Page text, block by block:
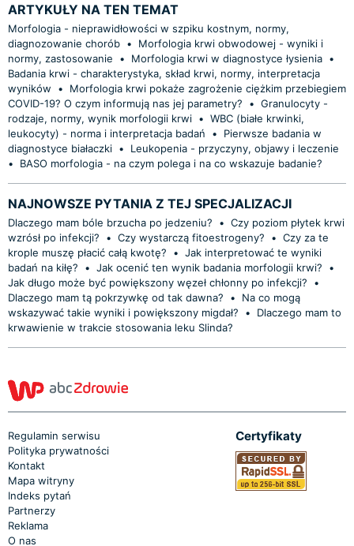
ARTYKUŁY NA TEN TEMAT
Morfologia - nieprawidłowości w szpiku kostnym, normy,
diagnozowanie chorób •
Morfologia krwi obwodowej - wyniki i
normy, zastosowanie
• Morfologia krwi w diagnostyce łysienia •
Badania krwi - charakterystyka, skład krwi, normy, interpretacja
wyników
•
Morfologia krwi pokaże zagrożenie ciężkim przebiegiem
COVID-19? O czym informują nas jej parametry?
• Granulocyty -
rodzaje, normy, wynik morfologii krwi • WBC (białe krwinki,
leukocyty) - norma i interpretacja badań
•
Pierwsze badania w
diagnostyce białaczki •
Leukopenia - przyczyny, objawy i leczenie
•
BASO morfologia - na czym polega i na co wskazuje badanie?
NAJNOWSZE PYTANIA Z TEJ SPECJALIZACJI
Dlaczego mam bóle brzucha po jedzeniu? • Czy poziom płytek krwi
wzrósł po infekcji?
• Czy wystarczą fitoestrogeny? • Czy za te
krople muszę płacić całą kwotę?
• Jak interpretować te wyniki
badań na kiłę?
• Jak ocenić ten wynik badania morfologii krwi?
•
Jak długo może być powiększony węzeł chłonny po infekcji?
•
Dlaczego mam tą pokrzywkę od tak dawna?
•
Na co mogą
wskazywać takie wyniki i powiększony migdał?
•
Dlaczego mam to
krwawienie w trakcie stosowania leku Slinda?
Regulamin serwisu
Polityka prywatności
Kontakt
Mapa witryny
Indeks pytań
Partnerzy
Reklama
O nas
Certyfikaty